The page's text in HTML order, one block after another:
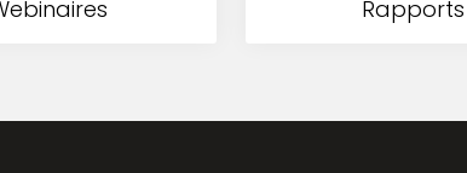
Rapports